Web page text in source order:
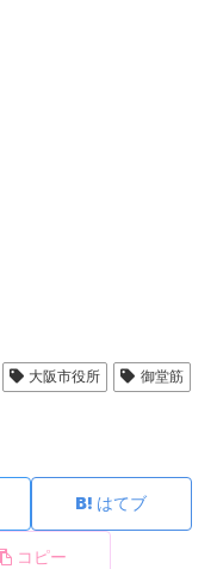
大阪市役所 御堂筋
はてブ
コピー